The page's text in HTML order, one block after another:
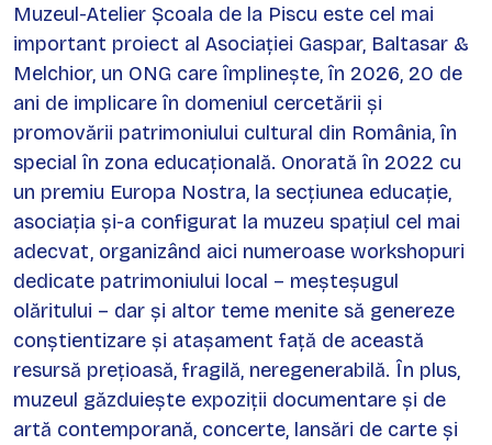
Muzeul-Atelier Școala de la Piscu este cel mai
important proiect al Asociației Gaspar, Baltasar &
Melchior, un ONG care împlinește, în 2026, 20 de
ani de implicare în domeniul cercetării și
promovării patrimoniului cultural din România, în
special în zona educațională. Onorată în 2022 cu
un premiu Europa Nostra, la secțiunea educație,
asociația și-a configurat la muzeu spațiul cel mai
adecvat, organizând aici numeroase workshopuri
dedicate patrimoniului local – meșteșugul
olăritului – dar și altor teme menite să genereze
conștientizare și atașament față de această
resursă prețioasă, fragilă, neregenerabilă. În plus,
muzeul găzduiește expoziții documentare și de
artă contemporană, concerte, lansări de carte și